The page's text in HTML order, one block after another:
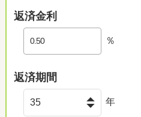
返済金利
％
返済期間
年